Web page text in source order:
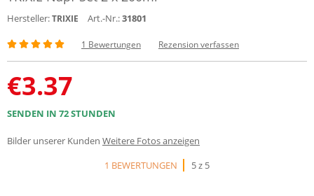
Hersteller:TRIXIE Art.-Nr.:31801
1 Bewertungen Rezension verfassen
€3.37
SENDEN IN 72 STUNDEN
Bilder unserer Kunden Weitere Fotos anzeigen
1 BEWERTUNGEN
5 z 5